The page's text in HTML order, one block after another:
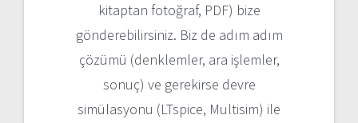
kitaptan fotoğraf, PDF) bize
gönderebilirsiniz. Biz de adım adım
çözümü (denklemler, ara işlemler,
sonuç) ve gerekirse devre
simülasyonu (LTspice, Multisim) ile